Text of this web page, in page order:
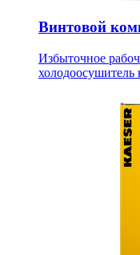
Винтовой
Избыточное
холодоосушитель